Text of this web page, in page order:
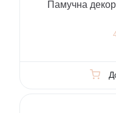
Памучна